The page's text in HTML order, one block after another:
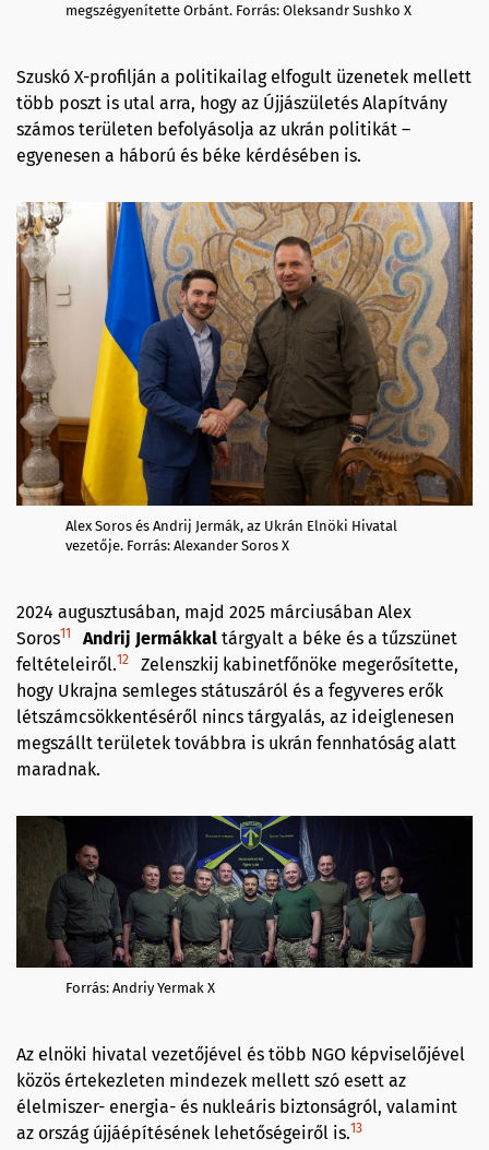
megszégyenítette Orbánt. Forrás: Oleksandr Sushko X
Szuskó X-profilján a politikailag elfogult üzenetek mellett
több poszt is utal arra, hogy az Újjászületés Alapítvány
számos területen befolyásolja az ukrán politikát –
egyenesen a háború és béke kérdésében is.
Alex Soros és Andrij Jermák, az Ukrán Elnöki Hivatal
vezetője. Forrás: Alexander Soros X
2024 augusztusában, majd 2025 márciusában Alex
Soros11 Andrij Jermákkal tárgyalt a béke és a tűzszünet
feltételeiről.12
Zelenszkij kabinetfőnöke megerősítette,
hogy Ukrajna semleges státuszáról és a fegyveres erők
létszámcsökkentéséről nincs tárgyalás, az ideiglenesen
megszállt területek továbbra is ukrán fennhatóság alatt
maradnak.
Forrás: Andriy Yermak X
Az elnöki hivatal vezetőjével és több NGO képviselőjével
közös értekezleten mindezek mellett szó esett az
élelmiszer- energia- és nukleáris biztonságról, valamint
az ország újjáépítésének lehetőségeiről is.13